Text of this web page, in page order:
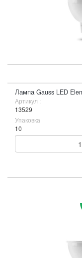
Лампа Gauss LED
Артикул :
13529
Упаковка
10